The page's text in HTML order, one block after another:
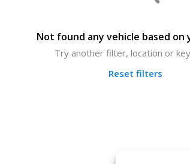
Not found any vehicle based
Try another filter, location or
Reset filters